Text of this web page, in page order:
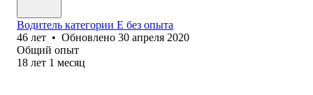
Водитель категории Е без опыта
46 лет • Обновлено 30 апреля 2020
Общий опыт
18 лет 1 месяц